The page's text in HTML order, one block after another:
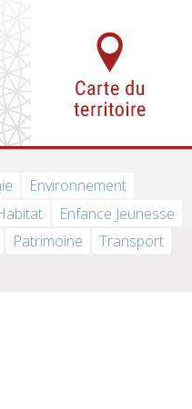
Environnement
Enfance Jeunesse
Patrimoine Transport